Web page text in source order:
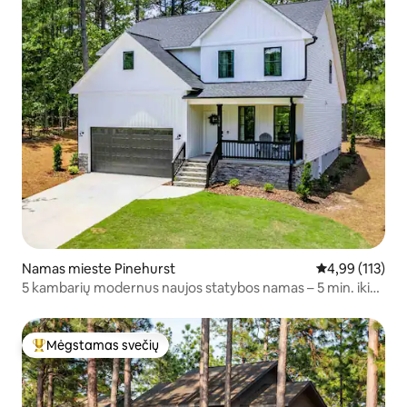
Namas mieste Pinehurst Vidutinis
4,99 (113)
5 kambarių modernus naujos statybos namas – 5 min. iki
Svečių mėgstamiausias
Mėgstamas svečių